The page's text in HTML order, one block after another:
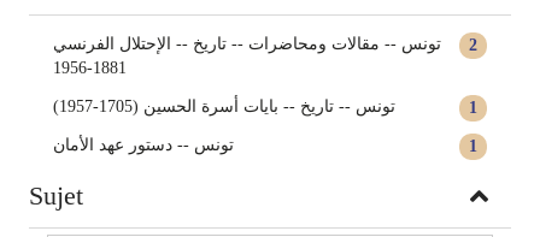
2
تونس‏ -- ‏مقالات ومحاضرات -- ‏تاريخ‏ -- ‏الإحتلال الفرنسي
1881-1956
1 تونس -- تاريخ -- بايات أسرة الحسين (1705-1957)
1 تونس -- دستور عهد الأمان
Sujet